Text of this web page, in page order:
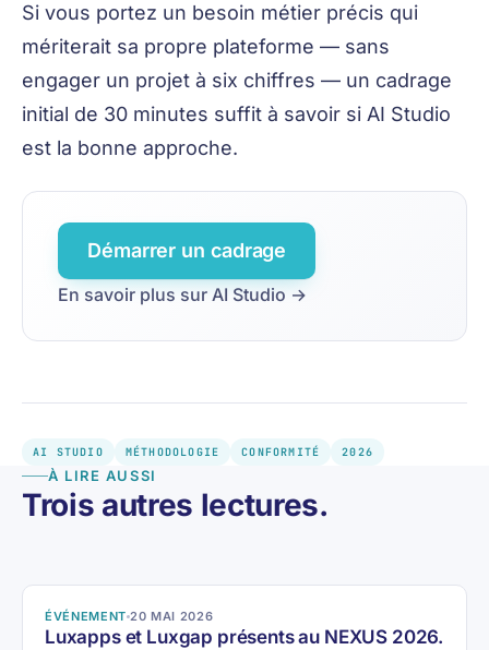
Si vous portez un besoin métier précis qui
mériterait sa propre plateforme — sans
engager un projet à six chiffres — un cadrage
initial de 30 minutes suffit à savoir si AI Studio
est la bonne approche.
Démarrer un cadrage
En savoir plus sur AI Studio →
AI STUDIO MÉTHODOLOGIE CONFORMITÉ 2026
À LIRE AUSSI
Trois autres lectures.
ÉVÉNEMENT 20 MAI 2026
Luxapps et Luxgap présents au NEXUS 2026.